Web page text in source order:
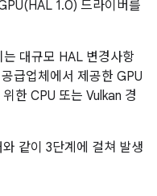
1.0) 드라이버를
대규모 HAL 변경사항
급업체에서 제공한 GPU
한 CPU 또는 Vulkan 경
같이 3단계에 걸쳐 발생